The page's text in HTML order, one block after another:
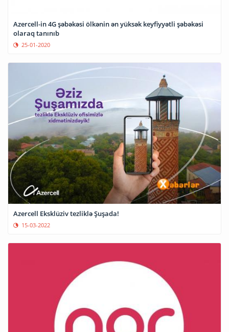
Azercell-in 4G şəbəkəsi ölkənin ən yüksək keyfiyyətli şəbəkəsi
olaraq tanınıb
25-01-2020
Azercell Eksklüziv tezliklə Şuşada!
15-03-2022